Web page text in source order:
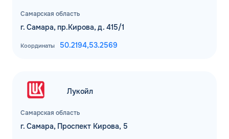
Самарская область
г. Самара, пр.Кирова, д. 415/1
Координаты 50.2194,53.2569
Самарская область
Лукойл
г. Самара, Проспект Кирова, 5